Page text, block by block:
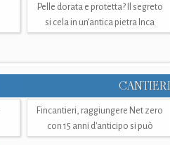
Pelle dorata e protetta? Il segreto
si cela in un’antica pietra Inca
CANTIERI
Fincantieri, raggiungere Net zero
con 15 anni d'anticipo si può